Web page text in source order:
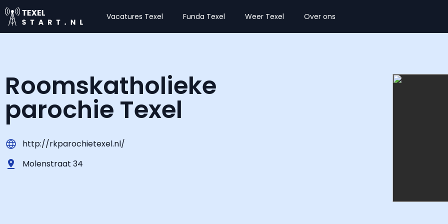
Vacatures Texel Funda Texel Weer Texel Over ons
Roomskatholieke
parochie Texel
http://rkparochietexel.nl/
Molenstraat 34